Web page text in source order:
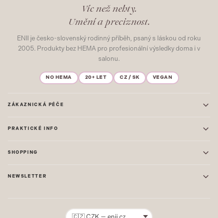
Víc než nehty.
Umění a preciznost.
ENII je česko-slovenský rodinný příběh, psaný s láskou od roku
2005. Produkty bez HEMA pro profesionální výsledky doma i v
salonu.
NO HEMA 20+ LET CZ / SK VEGAN
ZÁKAZNICKÁ PÉČE
Časté dotazy
Mapa stránek
PRAKTICKÉ INFO
Prodejna: Uherské Hradiště
Ochrana osobních údajů
SHOPPING
GEL LAKY
NEWSLETTER